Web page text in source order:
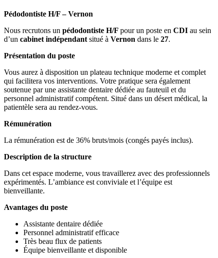
Pédodontiste H/F – Vernon
Nous recrutons un pédodontiste H/F pour un poste en CDI au sein
d’un cabinet indépendant situé à Vernon dans le 27.
Présentation du poste
Vous aurez à disposition un plateau technique moderne et complet
qui facilitera vos interventions. Votre pratique sera également
soutenue par une assistante dentaire dédiée au fauteuil et du
personnel administratif compétent. Situé dans un désert médical, la
patientèle sera au rendez-vous.
Rémunération
La rémunération est de 36% bruts/mois (congés payés inclus).
Description de la structure
Dans cet espace moderne, vous travaillerez avec des professionnels
expérimentés. L’ambiance est conviviale et l’équipe est
bienveillante.
Avantages du poste
Assistante dentaire dédiée
Personnel administratif efficace
Très beau flux de patients
Équipe bienveillante et disponible